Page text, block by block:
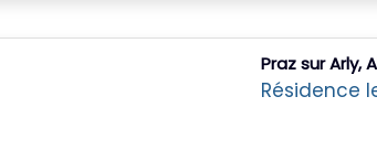
Praz sur Arly,
Résidence